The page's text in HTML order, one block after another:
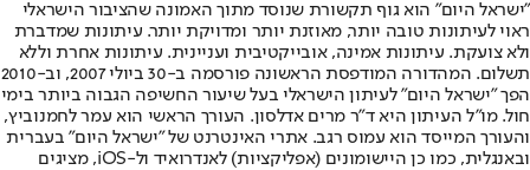
"ישראל היום" הוא גוף תקשורת שנוסד מתוך האמונה שהציבור הישראלי
ראוי לעיתונות טובה יותר, מאוזנת יותר ומדויקת יותר. עיתונות שמדברת
ולא צועקת. עיתונות אמינה, אובייקטיבית ועניינית. עיתונות אחרת וללא
תשלום. המהדורה המודפסת הראשונה פורסמה ב-30 ביולי 2007, וב-2010
הפך "ישראל היום" לעיתון הישראלי בעל שיעור החשיפה הגבוה ביותר בימי
חול. מו"ל העיתון היא ד"ר מרים אדלסון. העורך הראשי הוא עמר לחמנוביץ,
והעורך המייסד הוא עמוס רגב. אתרי האינטרנט של "ישראל היום" בעברית
ובאנגלית, כמו כן היישומונים (אפליקציות) לאנדרואיד ול-iOS, מציגים